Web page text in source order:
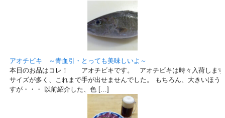
アオチビキ ～青血引・とっても美味しいよ～
本日のお品はコレ！ アオチビキです。 アオチビキは時々入荷します
サイズが多く、これまで手が出せませんでした。 もちろん、大きいほう
すが・・・ 以前紹介した、色 […]